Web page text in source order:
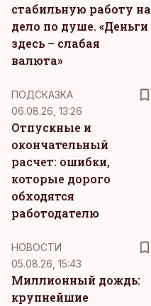
стабильную работу на
дело по душе. «Деньги
здесь – слабая
валюта»
ПОДСКАЗКА
06.08.26, 13:26
Отпускные и
окончательный
расчет: ошибки,
которые дорого
обходятся
работодателю
НОВОСТИ
05.08.26, 15:43
Миллионный дождь:
крупнейшие